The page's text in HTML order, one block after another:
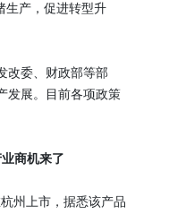
生产，促进转型升
委、财政部等部
发展。目前各项政策
商机来了
州上市，据悉该产品